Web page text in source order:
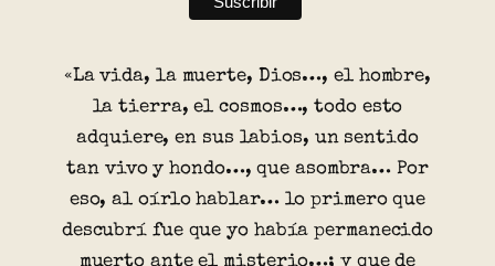
«La vida, la muerte, Dios…, el hombre,
la tierra, el cosmos…, todo esto
adquiere, en sus labios, un sentido
tan vivo y hondo…, que asombra… Por
eso, al oírlo hablar… lo primero que
descubrí fue que yo había permanecido